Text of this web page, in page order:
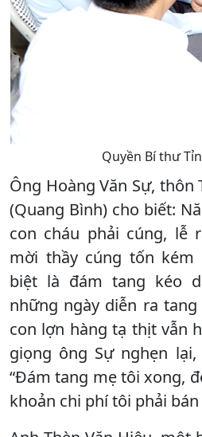
Quyền Bí thư
Ông Hoàng Văn Sự, thôn
(Quang Bình) cho biết:
con cháu phải cúng, lễ
mời thầy cúng tốn
biệt là đám tang kéo
những ngày diễn ra
con lợn hàng tạ thịt vẫn
giọng ông Sự nghẹn
“Đám tang mẹ tôi xong,
khoản chi phí tôi phải bán